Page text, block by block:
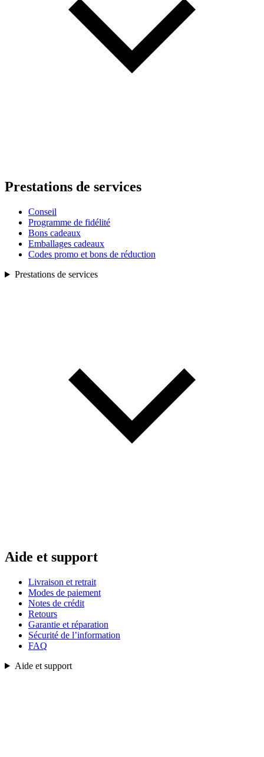
Prestations de services
Conseil
Programme de fidélité
Bons cadeaux
Emballages cadeaux
Codes promo et bons de réduction
Prestations de services
Aide et support
Livraison et retrait
Modes de paiement
Notes de crédit
Retours
Garantie et réparation
Sécurité de l’information
FAQ
Aide et support